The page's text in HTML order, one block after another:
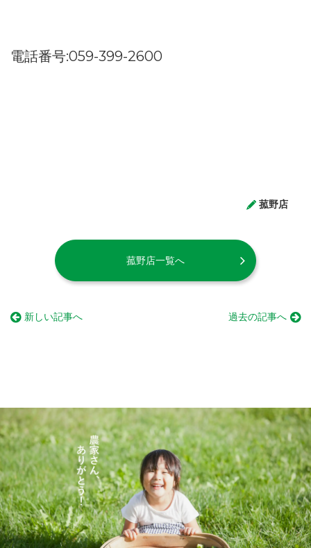
電話番号:059-399-2600
菰野店
菰野店一覧へ
新しい記事へ 過去の記事へ